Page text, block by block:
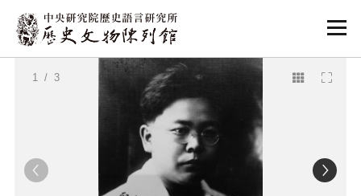
:::
:::
1/ 3